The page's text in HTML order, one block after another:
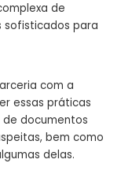
de
sofisticados para
com a
essas práticas
de documentos
bem como
delas.